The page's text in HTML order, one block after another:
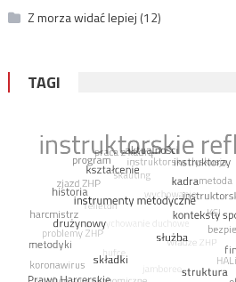
Z morza widać lepiej (12)
TAGI